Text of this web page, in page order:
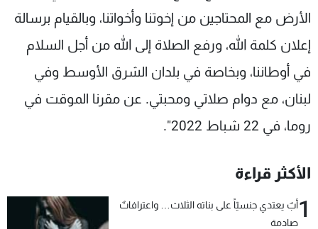
الأرض مع المحتاجين من إخوتنا وأخواتنا، وبالقيام برسالة
إعلان كلمة الله، ورفع الصلاة إلى الله من أجل السلام
في أوطاننا، وبخاصة في بلدان الشرق الأوسط وفي
لبنان، مع دوام صلاتي ومحبتي. عن مقرنا الموقت في
روما، في 22 شباط 2022".
الأكثر قراءة
1أبٌ يعتدي جنسيّاً على بناته الثلاث… واعترافاتٌ
صادمة